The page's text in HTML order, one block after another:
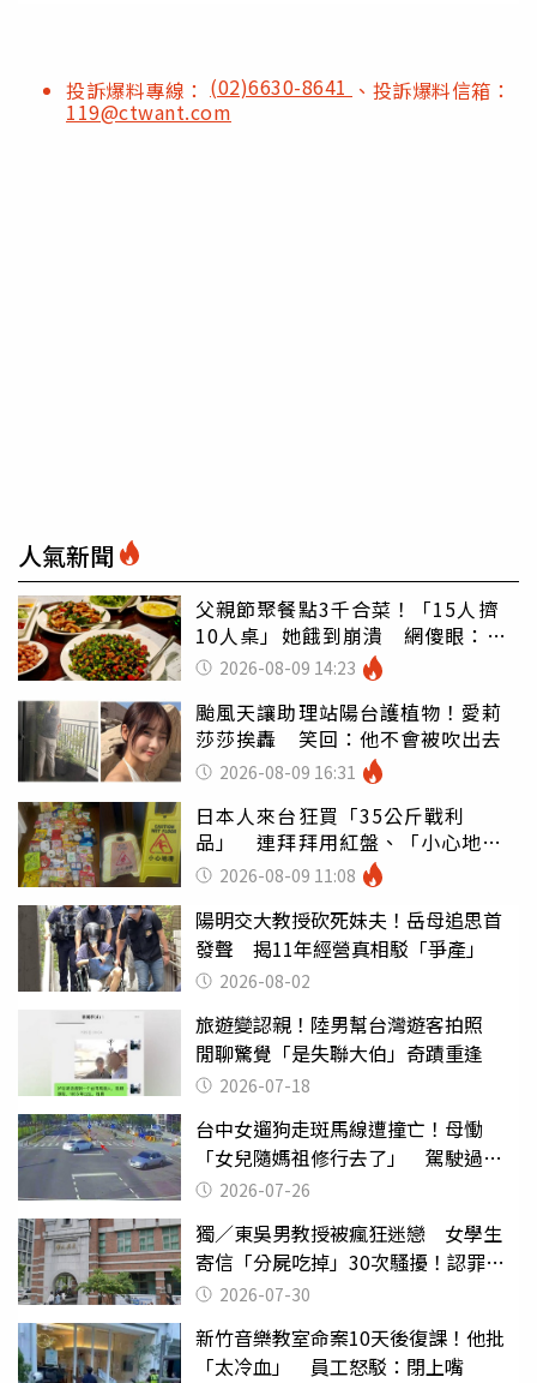
投訴爆料專線： (02)6630-8641 、投訴爆料信箱：
119@ctwant.com
人氣新聞
父親節聚餐點3千合菜！「15人擠
10人桌」她餓到崩潰 網傻眼：讓
店家看笑話
2026-08-09 14:23
颱風天讓助理站陽台護植物！愛莉
莎莎挨轟 笑回：他不會被吹出去
2026-08-09 16:31
日本人來台狂買「35公斤戰利
品」 連拜拜用紅盤、「小心地
滑」告示牌也帶回家
2026-08-09 11:08
陽明交大教授砍死妹夫！岳母追思首
發聲 揭11年經營真相駁「爭產」
2026-08-02
旅遊變認親！陸男幫台灣遊客拍照
閒聊驚覺「是失聯大伯」奇蹟重逢
2026-07-18
台中女遛狗走斑馬線遭撞亡！母慟
「女兒隨媽祖修行去了」 駕駛過失
致死判9月
2026-07-26
獨／東吳男教授被瘋狂迷戀 女學生
寄信「分屍吃掉」30次騷擾！認罪免
關 2026-07-30
新竹音樂教室命案10天後復課！他批
「太冷血」 員工怒駁：閉上嘴